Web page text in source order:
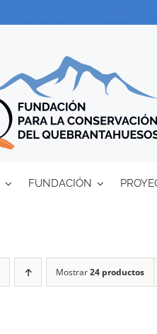
FUNDACIÓN
Mostrar24 productos